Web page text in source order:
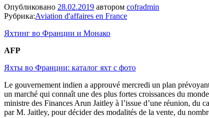
Опубликовано 28.02.2019 автором cofradmin
Рубрика:Aviation d'affaires en France
Яхтинг во Франции и Монако
AFP
Яхты во Франции: каталог яхт с фото
Le gouvernement indien a approuvé mercredi un plan
un marché qui connaît une des plus fortes croissances du
ministre des Finances Arun Jaitley à l’issue d’une réunion, du
par M. Jaitley, pour décider des modalités de la vente, du